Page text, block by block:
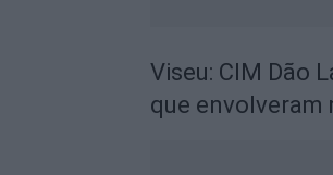
Viseu: CIM Dão
que envolveram